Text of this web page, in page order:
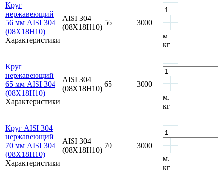
Круг
нержавеющий
56 мм AISI 304
(08Х18Н10)
Характеристики
AISI 304
(08Х18Н10)
56
3000
м.
кг
Круг
нержавеющий
65 мм AISI 304
(08Х18Н10)
Характеристики
AISI 304
(08Х18Н10)
65
3000
м.
кг
Круг AISI 304
нержавеющий
70 мм AISI 304
(08Х18Н10)
Характеристики
AISI 304
(08Х18Н10)
70
3000
м.
кг